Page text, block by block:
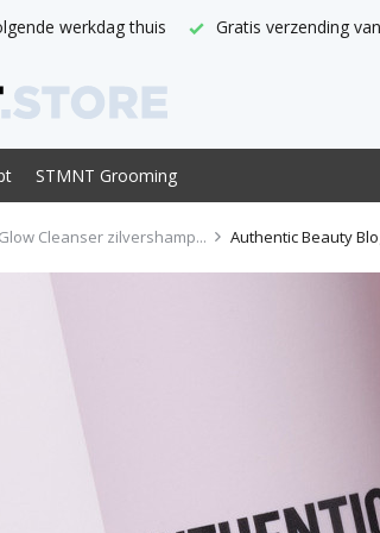
werkdag thuis Gratis verzending
STMNT Grooming
Cleanser zilvershamp... Authentic Beauty